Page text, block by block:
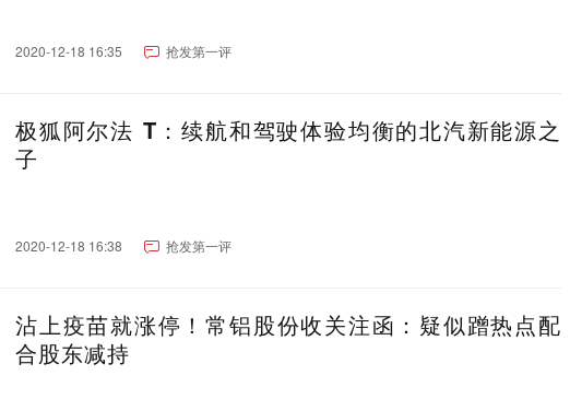
2020-12-18 16:35 抢发第一评
极狐阿尔法 T：续航和驾驶体验均衡的北汽新能源之
子
2020-12-18 16:38 抢发第一评
沾上疫苗就涨停！常铝股份收关注函：疑似蹭热点配
合股东减持